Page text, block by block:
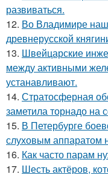
развиваться.
12. Во Владимире
древнерусской
13. Швейцарские
между активными
устанавливают.
14. Стратосферная
заметила торнадо на
15. В Петербурге
слуховым аппаратом
16. Как часто парам
17. Шесть актёров,